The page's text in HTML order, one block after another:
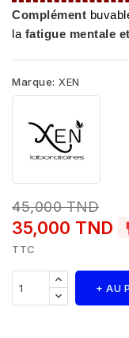
Complément
la fatigue mentale
Marque: XEN
45,000 TND
35,000 TND
TTC
+ AU